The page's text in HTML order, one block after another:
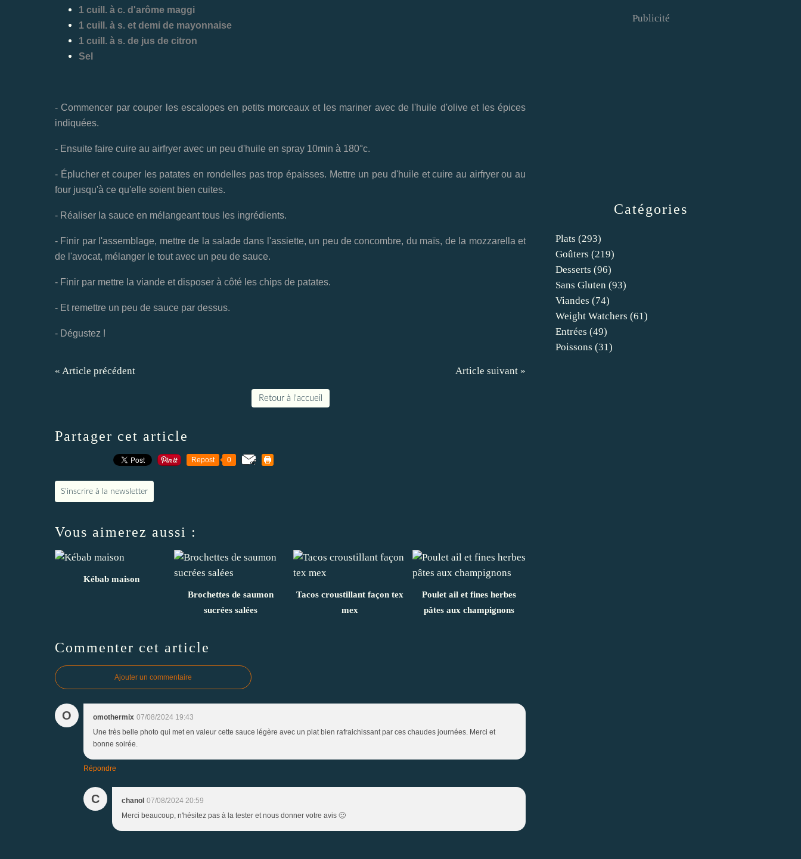
1 cuill. à c. d'arôme maggi
1 cuill. à s. et demi de mayonnaise
1 cuill. à s. de jus de citron
Sel
- Commencer par couper les escalopes en petits morceaux et les mariner avec de l'huile d'olive et les épices
indiquées.
- Ensuite faire cuire au airfryer avec un peu d'huile en spray 10min à 180°c.
- Éplucher et couper les patates en rondelles pas trop épaisses. Mettre un peu d'huile et cuire au airfryer ou au
four jusqu'à ce qu'elle soient bien cuites.
- Réaliser la sauce en mélangeant tous les ingrédients.
- Finir par l'assemblage, mettre de la salade dans l'assiette, un peu de concombre, du maïs, de la mozzarella et
de l'avocat, mélanger le tout avec un peu de sauce.
- Finir par mettre la viande et disposer à côté les chips de patates.
- Et remettre un peu de sauce par dessus.
- Dégustez !
« Article précédent Article suivant »
Retour à l'accueil
Partager cet article
Repost 0
S'inscrire à la newsletter
Vous aimerez aussi :
Kébab maison
Brochettes de saumon
sucrées salées
Tacos croustillant façon tex
mex
Poulet ail et fines herbes
pâtes aux champignons
Commenter cet article
Ajouter un commentaire
O omothermix 07/08/2024 19:43
Une très belle photo qui met en valeur cette sauce légère avec un plat bien rafraichissant par ces chaudes journées. Merci et
bonne soirée.
Répondre
C chanol 07/08/2024 20:59
Merci beaucoup, n'hésitez pas à la tester et nous donner votre avis 🙂
Catégories
Plats (293)
Goûters (219)
Desserts (96)
Sans Gluten (93)
Viandes (74)
Weight Watchers (61)
Entrées (49)
Poissons (31)
Publicité